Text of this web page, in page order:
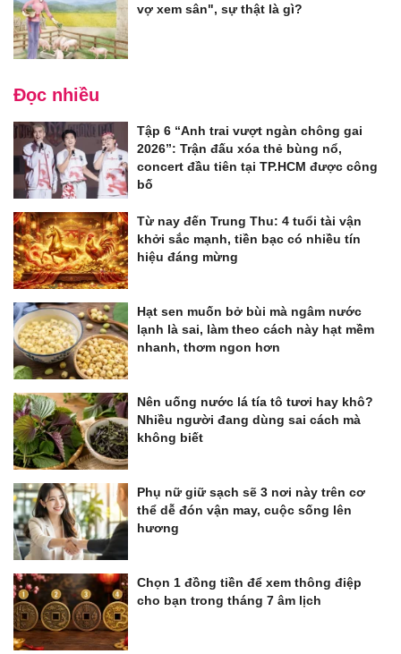
vợ xem sân", sự thật là gì?
Đọc nhiều
Tập 6 “Anh trai vượt ngàn chông gai
2026”: Trận đấu xóa thẻ bùng nổ,
concert đầu tiên tại TP.HCM được công
bố
Từ nay đến Trung Thu: 4 tuổi tài vận
khởi sắc mạnh, tiền bạc có nhiều tín
hiệu đáng mừng
Hạt sen muốn bở bùi mà ngâm nước
lạnh là sai, làm theo cách này hạt mềm
nhanh, thơm ngon hơn
Nên uống nước lá tía tô tươi hay khô?
Nhiều người đang dùng sai cách mà
không biết
Phụ nữ giữ sạch sẽ 3 nơi này trên cơ
thể dễ đón vận may, cuộc sống lên
hương
Chọn 1 đồng tiền để xem thông điệp
cho bạn trong tháng 7 âm lịch